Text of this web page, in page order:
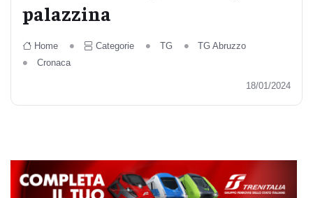
palazzina
Home Categorie TG
TG Abruzzo
Cronaca
18/01/2024